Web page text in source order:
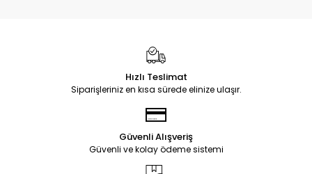
Hızlı Teslimat
Siparişleriniz en kısa sürede elinize ulaşır.
Güvenli Alışveriş
Güvenli ve kolay ödeme sistemi